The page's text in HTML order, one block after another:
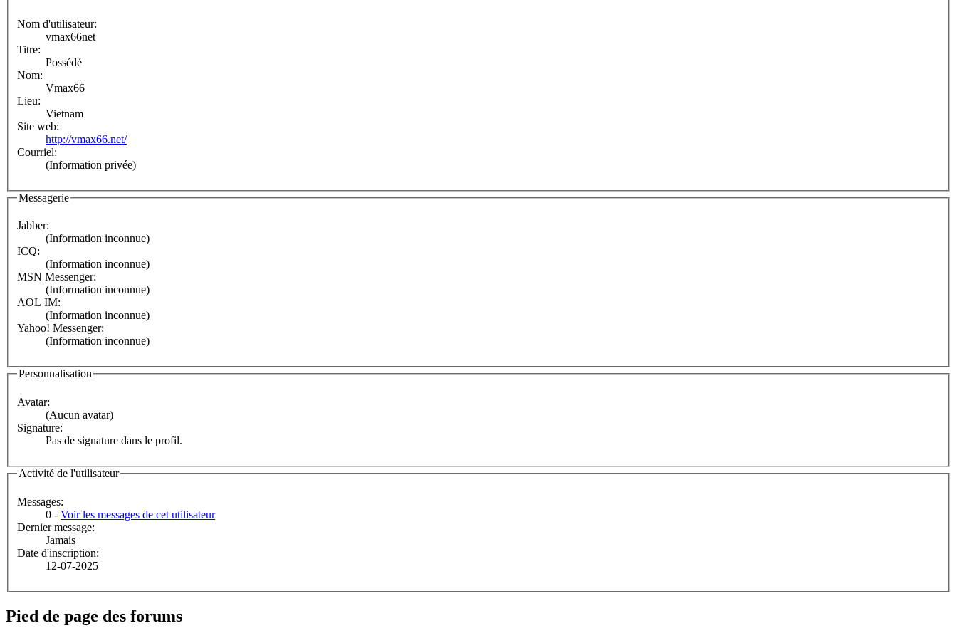
Nom d'utilisateur:
vmax66net
Titre:
Possédé
Nom:
Vmax66
Lieu:
Vietnam
Site web:
http://vmax66.net/
Courriel:
(Information privée)
Messagerie
Jabber:
(Information inconnue)
ICQ:
(Information inconnue)
MSN Messenger:
(Information inconnue)
AOL IM:
(Information inconnue)
Yahoo! Messenger:
(Information inconnue)
Personnalisation
Avatar:
(Aucun avatar)
Signature:
Pas de signature dans le profil.
Activité de l'utilisateur
Messages:
0 - Voir les messages de cet utilisateur
Dernier message:
Jamais
Date d'inscription:
12-07-2025
Pied de page des forums